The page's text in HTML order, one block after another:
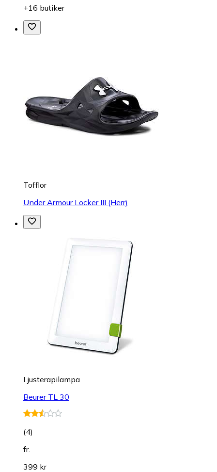
+16 butiker
Tofflor
Under Armour Locker III (Herr)
Ljusterapilampa
Beurer TL 30
(4)
fr.
399 kr